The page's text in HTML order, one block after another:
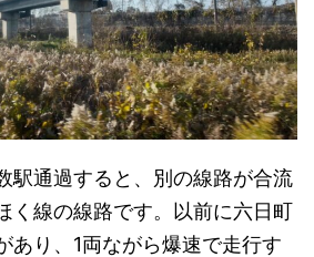
駅通過すると、別の線路が合流
く線の線路です。以前に六日町
あり、1両ながら爆速で走行す